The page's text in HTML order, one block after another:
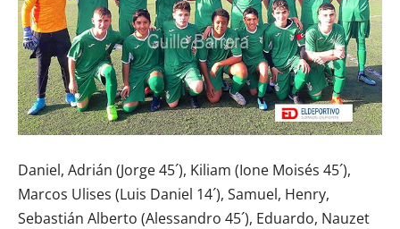
Daniel, Adrián (Jorge 45´), Kiliam (Ione Moisés 45´),
Marcos Ulises (Luis Daniel 14´), Samuel, Henry,
Sebastián Alberto (Alessandro 45´), Eduardo, Nauzet